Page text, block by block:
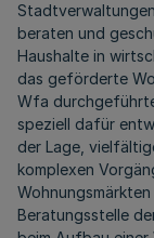
beraten und
Haushalte in
das geförderte
Wfa
speziell dafür
der Lage,
komplexen
Beratungsstelle